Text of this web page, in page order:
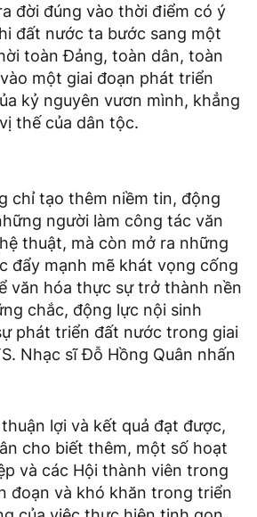
đời đúng vào thời điểm có ý
đất nước ta bước sang một
toàn Đảng, toàn dân, toàn
một giai đoạn phát triển
kỷ nguyên vươn mình, khẳng
thế của dân tộc.
chỉ tạo thêm niềm tin, động
người làm công tác văn
thuật, mà còn mở ra những
đẩy mạnh mẽ khát vọng cống
văn hóa thực sự trở thành nền
chắc, động lực nội sinh
phát triển đất nước trong giai
Nhạc sĩ Đỗ Hồng Quân nhấn
lợi và kết quả đạt được,
cho biết thêm, một số hoạt
và các Hội thành viên trong
đoạn và khó khăn trong triển